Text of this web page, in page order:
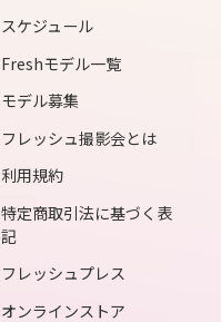
スケジュール
Freshモデル一覧
モデル募集
フレッシュ撮影会とは
利用規約
特定商取引法に基づく表
記
フレッシュプレス
オンラインストア